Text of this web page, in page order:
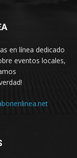
en línea dedicado
eventos locales,